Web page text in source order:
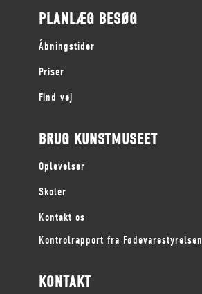
PLANLÆG BESØG
Åbningstider
Priser
Find vej
BRUG KUNSTMUSEET
Oplevelser
Skoler
Kontakt os
Kontrolrapport fra Fødevarestyrelsen
KONTAKT